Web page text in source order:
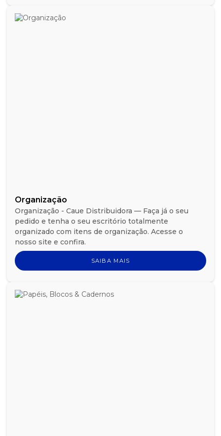
Organização
Organização - Caue Distribuidora — Faça já o seu
pedido e tenha o seu escritório totalmente
organizado com itens de organização. Acesse o
nosso site e confira.
SAIBA MAIS